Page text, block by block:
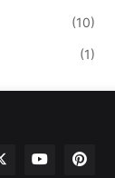
(10)
(1)